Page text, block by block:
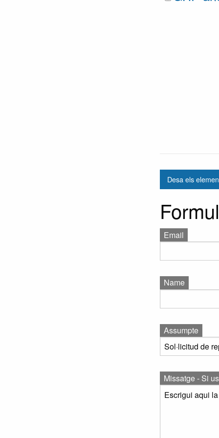
Desa els
Email
Name
Assumpte
Missatge - Si